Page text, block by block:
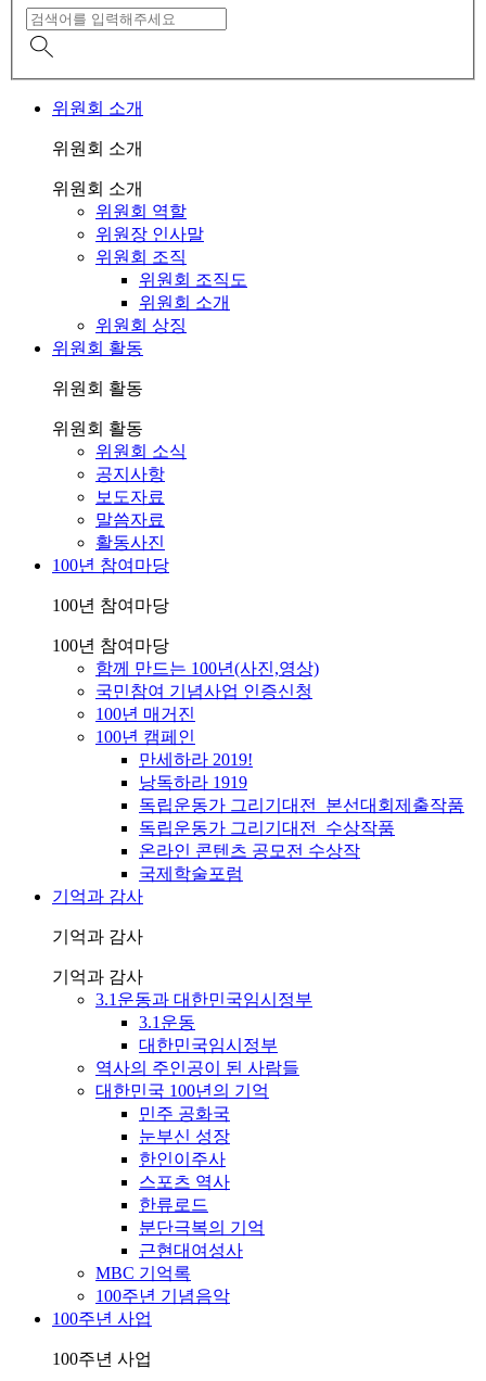
위원회 소개
위원회 소개
위원회 소개
위원회 역할
위원장 인사말
위원회 조직
위원회 조직도
위원회 소개
위원회 상징
위원회 활동
위원회 활동
위원회 활동
위원회 소식
공지사항
보도자료
말씀자료
활동사진
100년 참여마당
100년 참여마당
100년 참여마당
함께 만드는 100년(사진,영상)
국민참여 기념사업 인증신청
100년 매거진
100년 캠페인
만세하라 2019!
낭독하라 1919
독립운동가 그리기대전_본선대회제출작품
독립운동가 그리기대전_수상작품
온라인 콘텐츠 공모전 수상작
국제학술포럼
기억과 감사
기억과 감사
기억과 감사
3.1운동과 대한민국임시정부
3.1운동
대한민국임시정부
역사의 주인공이 된 사람들
대한민국 100년의 기억
민주 공화국
눈부신 성장
한인이주사
스포츠 역사
한류로드
분단극복의 기억
근현대여성사
MBC 기억록
100주년 기념음악
100주년 사업
100주년 사업